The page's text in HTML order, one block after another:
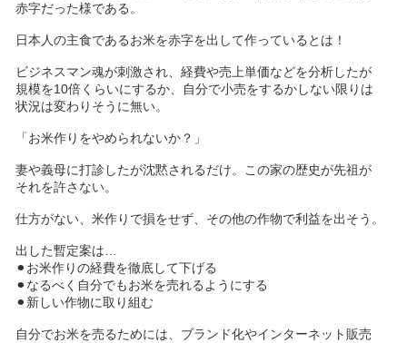
赤字だった様である。
日本人の主食であるお米を赤字を出して作っているとは！
ビジネスマン魂が刺激され、経費や売上単価などを分析したが
規模を10倍くらいにするか、自分で小売をするかしない限りは
状況は変わりそうに無い。
「お米作りをやめられないか？」
妻や義母に打診したが沈黙されるだけ。この家の歴史が先祖が
それを許さない。
仕方がない、米作りで損をせず、その他の作物で利益を出そう。
出した暫定案は…
⚫︎お米作りの経費を徹底して下げる
⚫︎なるべく自分でもお米を売れるようにする
⚫︎新しい作物に取り組む
自分でお米を売るためには、ブランド化やインターネット販売